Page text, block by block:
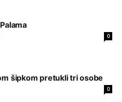
0
šipkom pretukli tri osobe
0
koje vrste (desktop, laptop ili